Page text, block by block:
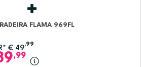
FLAMA 969FL
€ 49
,99
,99